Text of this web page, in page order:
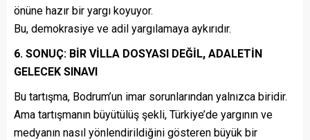
önüne hazır bir yargı koyuyor.
Bu, demokrasiye ve adil yargılamaya aykırıdır.
6. SONUÇ: BİR VİLLA DOSYASI DEĞİL, ADALETİN
GELECEK SINAVI
Bu tartışma, Bodrum’un imar sorunlarından yalnızca biridir.
Ama tartışmanın büyütülüş şekli, Türkiye’de yargının ve
medyanın nasıl yönlendirildiğini gösteren büyük bir